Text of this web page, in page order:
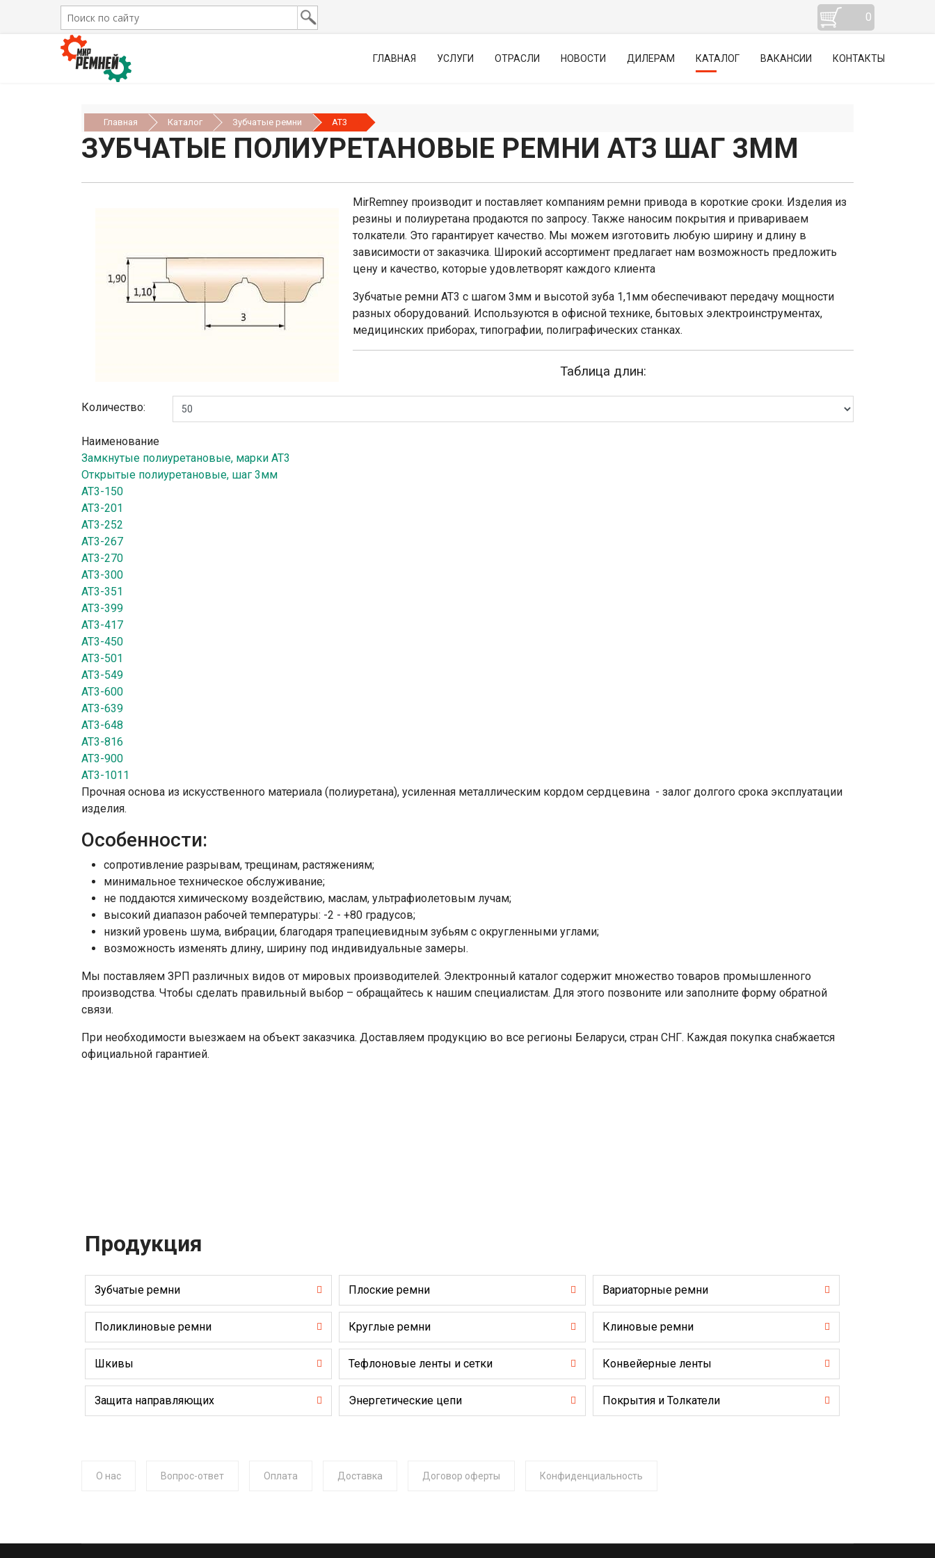
0
ГЛАВНАЯ УСЛУГИ ОТРАСЛИ НОВОСТИ ДИЛЕРАМ КАТАЛОГ ВАКАНСИИ КОНТАКТЫ
Главная Каталог Зубчатые ремни AT3
ЗУБЧАТЫЕ ПОЛИУРЕТАНОВЫЕ РЕМНИ AT3 ШАГ 3ММ
MirRemney производит и поставляет компаниям ремни привода в короткие сроки. Изделия из
резины и полиуретана продаются по запросу. Также наносим покрытия и привариваем
толкатели. Это гарантирует качество. Мы можем изготовить любую ширину и длину в
зависимости от заказчика. Широкий ассортимент предлагает нам возможность предложить
цену и качество, которые удовлетворят каждого клиента
Зубчатые ремни АТ3 с шагом 3мм и высотой зуба 1,1мм обеспечивают передачу мощности
разных оборудований. Используются в офисной технике, бытовых электроинструментах,
медицинских приборах, типографии, полиграфических станках.
Таблица длин:
Количество:
Наименование
Замкнутые полиуретановые, марки АТ3
Открытые полиуретановые, шаг 3мм
AT3-150
AT3-201
AT3-252
AT3-267
AT3-270
AT3-300
AT3-351
AT3-399
AT3-417
AT3-450
AT3-501
AT3-549
AT3-600
AT3-639
AT3-648
AT3-816
AT3-900
AT3-1011
Прочная основа из искусственного материала (полиуретана), усиленная металлическим кордом сердцевина - залог долгого срока эксплуатации
изделия.
Особенности:
сопротивление разрывам, трещинам, растяжениям;
минимальное техническое обслуживание;
не поддаются химическому воздействию, маслам, ультрафиолетовым лучам;
высокий диапазон рабочей температуры: -2 - +80 градусов;
низкий уровень шума, вибрации, благодаря трапециевидным зубьям с округленными углами;
возможность изменять длину, ширину под индивидуальные замеры.
Мы поставляем ЗРП различных видов от мировых производителей. Электронный каталог содержит множество товаров промышленного
производства. Чтобы сделать правильный выбор – обращайтесь к нашим специалистам. Для этого позвоните или заполните форму обратной
связи.
При необходимости выезжаем на объект заказчика. Доставляем продукцию во все регионы Беларуси, стран СНГ. Каждая покупка снабжается
официальной гарантией.
Продукция
Зубчатые ремни Плоские ремни Вариаторные ремни
Поликлиновые ремни Круглые ремни Клиновые ремни
Шкивы Тефлоновые ленты и сетки Конвейерные ленты
Защита направляющих Энергетические цепи Покрытия и Толкатели
О нас Вопрос-ответ Оплата Доставка Договор оферты Конфиденциальность